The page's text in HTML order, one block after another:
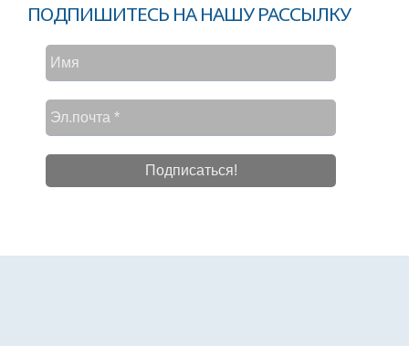
ПОДПИШИТЕСЬ НА НАШУ РАССЫЛКУ